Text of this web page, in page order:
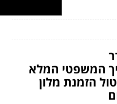
המשפטי המלא
הזמנת מלון